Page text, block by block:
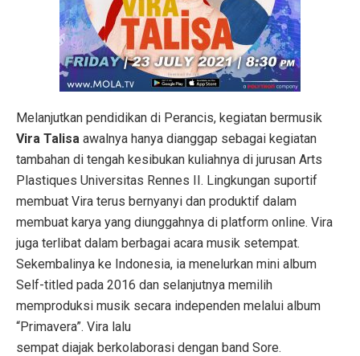
Melanjutkan pendidikan di Perancis, kegiatan bermusik
Vira Talisa awalnya hanya dianggap sebagai kegiatan
tambahan di tengah kesibukan kuliahnya di jurusan Arts
Plastiques Universitas Rennes II. Lingkungan suportif
membuat Vira terus bernyanyi dan produktif dalam
membuat karya yang diunggahnya di platform online. Vira
juga terlibat dalam berbagai acara musik setempat.
Sekembalinya ke Indonesia, ia menelurkan mini album
Self-titled pada 2016 dan selanjutnya memilih
memproduksi musik secara independen melalui album
“Primavera”. Vira lalu
sempat diajak berkolaborasi dengan band Sore.